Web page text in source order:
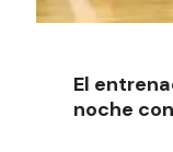
El
noche